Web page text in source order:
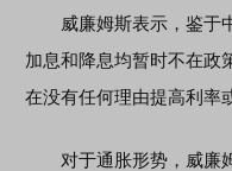
威廉姆斯表示，鉴于中
加息和降息均暂时不在政
在没有任何理由提高利率
对于通胀形势，威廉姆